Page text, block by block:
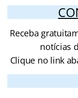
Receba
notícias
Clique no link